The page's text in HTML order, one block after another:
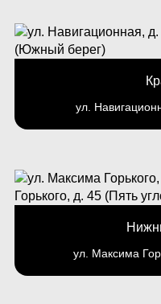
ул.
ул. Максима